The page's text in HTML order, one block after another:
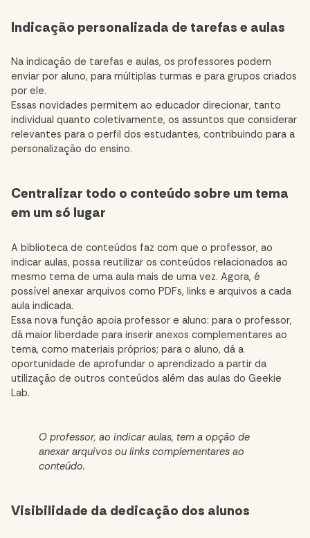
Indicação personalizada de tarefas e aulas
Na indicação de tarefas e aulas, os professores podem
enviar por aluno, para múltiplas turmas e para grupos criados
por ele.
Essas novidades permitem ao educador direcionar, tanto
individual quanto coletivamente, os assuntos que considerar
relevantes para o perfil dos estudantes, contribuindo para a
personalização do ensino.
Centralizar todo o conteúdo sobre um tema
em um só lugar
A biblioteca de conteúdos faz com que o professor, ao
indicar aulas, possa reutilizar os conteúdos relacionados ao
mesmo tema de uma aula mais de uma vez. Agora, é
possível anexar arquivos como PDFs, links e arquivos a cada
aula indicada.
Essa nova função apoia professor e aluno: para o professor,
dá maior liberdade para inserir anexos complementares ao
tema, como materiais próprios; para o aluno, dá a
oportunidade de aprofundar o aprendizado a partir da
utilização de outros conteúdos além das aulas do Geekie
Lab.
O professor, ao indicar aulas, tem a opção de
anexar arquivos ou links complementares ao
conteúdo.
Visibilidade da dedicação dos alunos